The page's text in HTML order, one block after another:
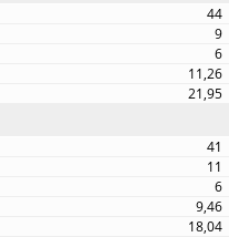
44
9
6
11,26
21,95
41
11
6
9,46
18,04